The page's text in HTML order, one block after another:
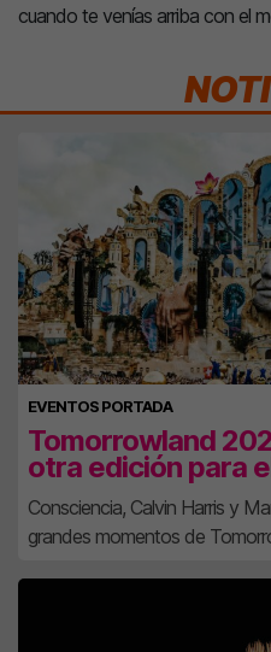
cuando te venías arriba con el
EVENTOS PORTADA
Tomorrowland
otra edición para
Consciencia, Calvin Harris y
grandes momentos de